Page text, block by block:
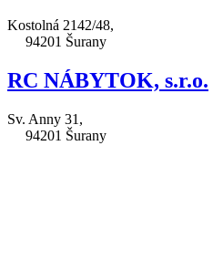
Kostolná 2142/48,
94201 Šurany
RC NÁBYTOK, s.r.o.
Sv. Anny 31,
94201 Šurany